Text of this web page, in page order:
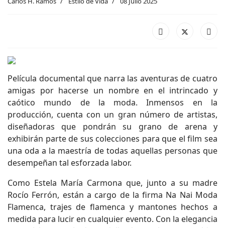
Película documental que narra las aventuras de cuatro
amigas por hacerse un nombre en el intrincado y
caótico mundo de la moda. Inmensos en la
producción, cuenta con un gran número de artistas,
diseñadoras que pondrán su grano de arena y
exhibirán parte de sus colecciones para que el film sea
una oda a la maestría de todas aquellas personas que
desempeñan tal esforzada labor.
Como Estela María Carmona que, junto a su madre
Rocío Ferrón, están a cargo de la firma Na Nai Moda
Flamenca, trajes de flamenca y mantones hechos a
medida para lucir en cualquier evento. Con la elegancia